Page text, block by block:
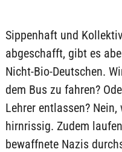
Sippenhaft und
abgeschafft, gibt es
Nicht-Bio-Deutschen.
dem Bus zu fahren?
Lehrer entlassen?
hirnrissig. Zudem
bewaffnete Nazis